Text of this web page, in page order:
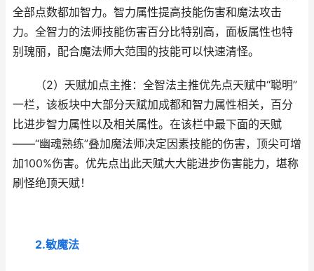
全部点数都加智力。智力属性提高技能伤害和魔法攻击
力。全智力的法师技能伤害百分比特别高，面板属性也特
别瑰丽，配合魔法师大范围的技能可以快速清怪。
（2）天赋加点主推：全智法主推优先点天赋中“聪明”
一栏，该板块中大部分天赋加成都和智力属性相关，百分
比进步智力属性以及相关属性。在该栏中最下面的天赋
——“幽魂熟练”叠加魔法师决定因素技能的伤害，顶尖可增
加100%伤害。优先点出此天赋大大能进步伤害能力，堪称
刷怪绝顶天赋！
2.敏魔法